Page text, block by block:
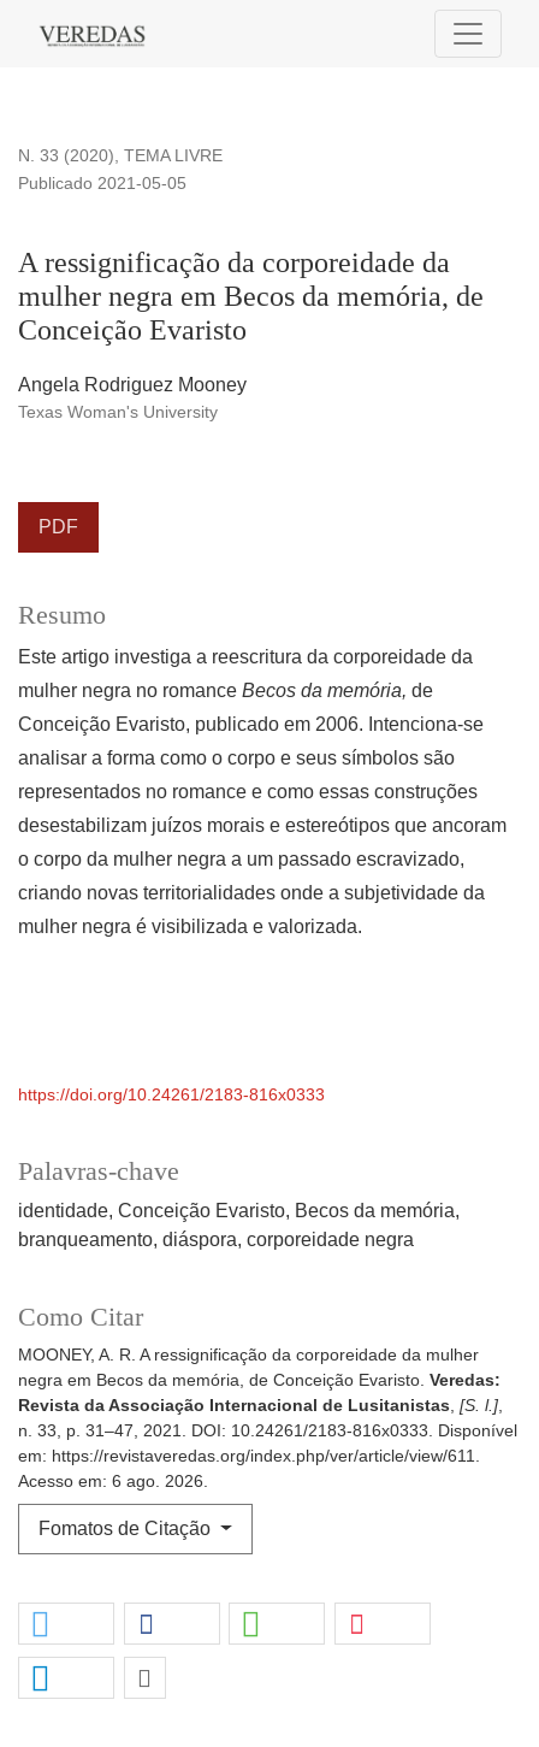
A ressignificação da corporeidade da mulher negra em
N. 33 (2020), TEMA LIVRE
A ressignificação da corporeidade da
mulher negra em Becos da memória, de
Conceição Evaristo
Publicado 2021-05-05
Angela Rodriguez Mooney
Texas Woman's University
PDF
Palavras-chave
identidade Conceição Evaristo Becos da memória
branqueamento diáspora corporeidade negra
Como Citar
MOONEY, A. R. A ressignificação da corporeidade da mulher
negra em Becos da memória, de Conceição Evaristo. Veredas:
Revista da Associação Internacional de Lusitanistas, [S. l.],
n. 33, p. 31–47, 2021. DOI: 10.24261/2183-816x0333. Disponível
em: https://revistaveredas.org/index.php/ver/article/view/611.
Acesso em: 6 ago. 2026.
Fomatos de Citação
Resumo
Este artigo investiga a reescritura da corporeidade da
mulher negra no romance Becos da memória, de
Conceição Evaristo, publicado em 2006. Intenciona-se
analisar a forma como o corpo e seus símbolos são
representados no romance e como essas construções
desestabilizam juízos morais e estereótipos que ancoram
o corpo da mulher negra a um passado escravizado,
criando novas territorialidades onde a subjetividade da
mulher negra é visibilizada e valorizada.
https://doi.org/10.24261/2183-816x0333